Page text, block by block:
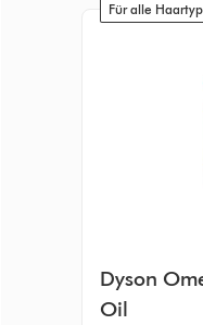
Für alle
Dyson
Oil